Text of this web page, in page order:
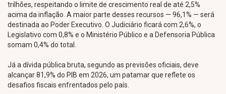
trilhões, respeitando o limite de crescimento real de até 2,5%
acima da inflação. A maior parte desses recursos — 96,1% — será
destinada ao Poder Executivo. O Judiciário ficará com 2,6%, o
Legislativo com 0,8% e o Ministério Público e a Defensoria Pública
somam 0,4% do total.
Já a dívida pública bruta, segundo as previsões oficiais, deve
alcançar 81,9% do PIB em 2026, um patamar que reflete os
desafios fiscais enfrentados pelo país.